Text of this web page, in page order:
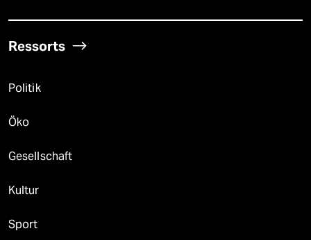
Ressorts
Politik
Öko
Gesellschaft
Kultur
Sport